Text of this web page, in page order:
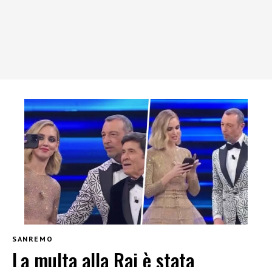
SANREMO
La multa alla Rai è stata